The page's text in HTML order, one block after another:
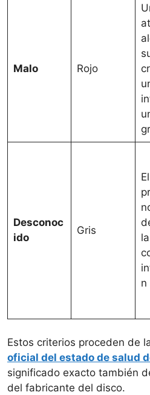
Malo Rojo
Desconoc
ido
Gris
El
n
Estos criterios proceden de
oficial del estado de salud
significado exacto también
del fabricante del disco.